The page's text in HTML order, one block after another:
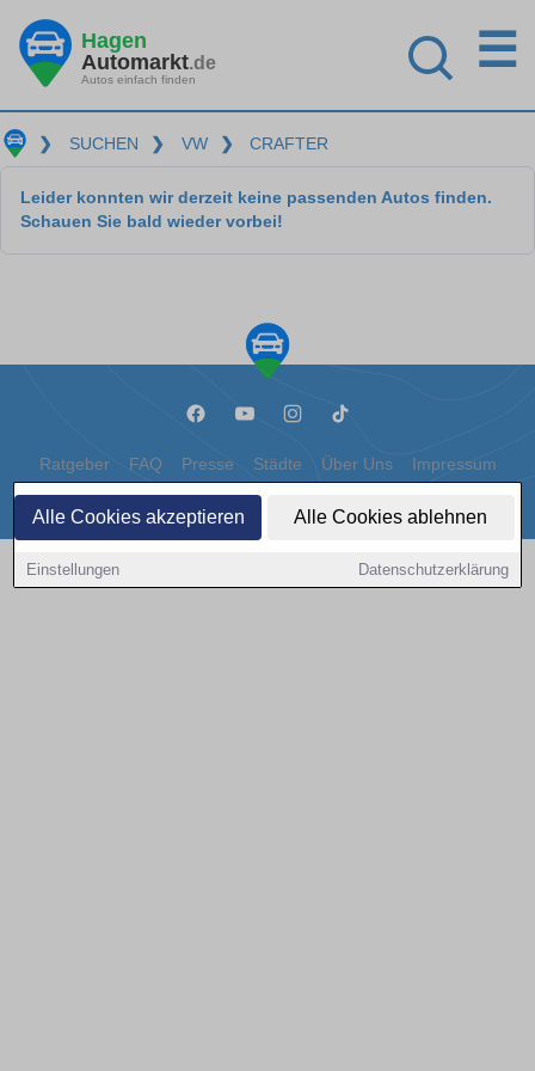
Alle Cookies akzeptieren Alle Cookies ablehnen
Einstellungen Datenschutzerklärung
Hagen
Automarkt.de
Autos einfach finden
☰
❯ SUCHEN ❯ VW ❯ CRAFTER
Leider konnten wir derzeit keine passenden Autos finden.
Schauen Sie bald wieder vorbei!
Ratgeber FAQ Presse Städte Über Uns Impressum
Datenschutz Cookies
Copyright © 2000 - 2026 | 1A Infosysteme GmbH | Content by: 1a-sites-autos